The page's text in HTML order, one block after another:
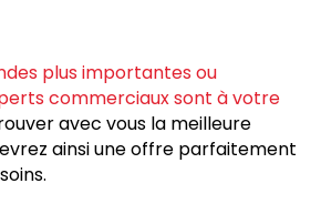
plus importantes ou
commerciaux sont à votre
avec vous la meilleure
ainsi une offre parfaitement